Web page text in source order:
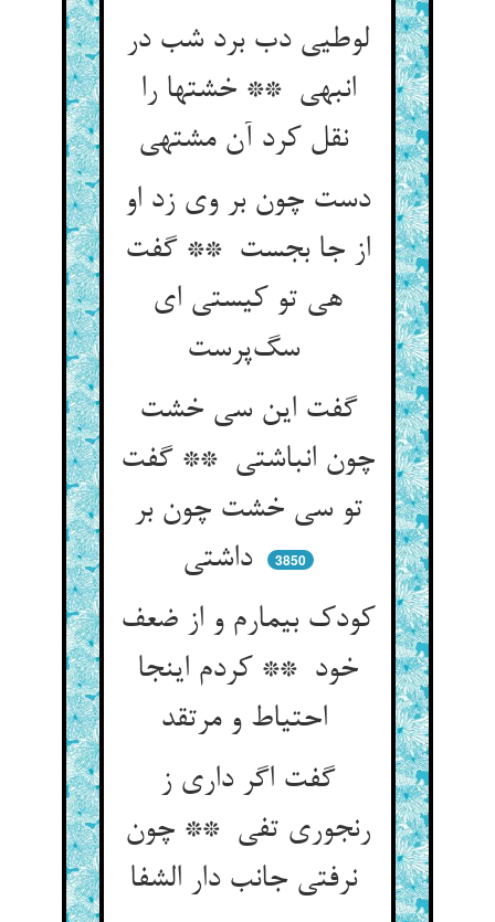
لوطیی دب برد شب در
انبهی ** خشتها را
نقل کرد آن مشتهی
دست چون بر وی زد او
از جا بجست ** گفت
هی تو کیستی ای
سگ‌پرست
گفت این سی خشت
چون انباشتی ** گفت
تو سی خشت چون بر
داشتی
3850
کودک بیمارم و از ضعف
خود ** کردم اینجا
احتیاط و مرتقد
گفت اگر داری ز
رنجوری تفی ** چون
نرفتی جانب دار الشفا